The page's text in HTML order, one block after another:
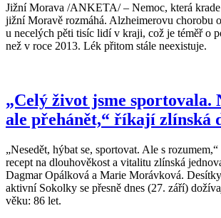
Jižní Morava /ANKETA/ – Nemoc, která
jižní Moravě rozmáhá. Alzheimerovu chorobu
u necelých pěti tisíc lidí v kraji, což je téměř o
než v roce 2013. Lék přitom stále neexistuje.
„Celý život jsme sportovala.
ale přehánět,“ říkají zlínská
„Nesedět, hýbat se, sportovat. Ale s
recept na dlouhověkost a vitalitu zlínská
Dagmar Opálková a Marie Morávková. Desítky
aktivní Sokolky se přesně dnes (27. září)
věku: 86 let.